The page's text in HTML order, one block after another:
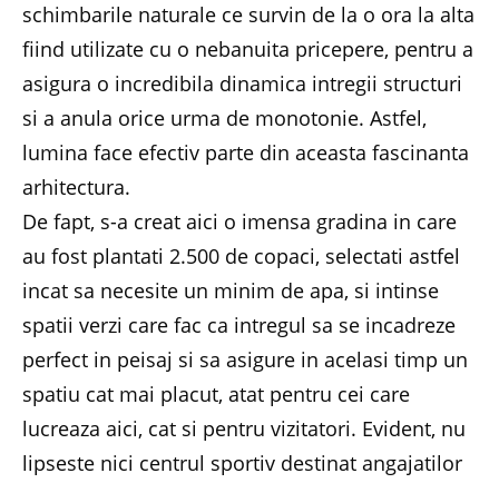
schimbarile naturale ce survin de la o ora la alta
fiind utilizate cu o nebanuita pricepere, pentru a
asigura o incredibila dinamica intregii structuri
si a anula orice urma de monotonie. Astfel,
lumina face efectiv parte din aceasta fascinanta
arhitectura.
De fapt, s-a creat aici o imensa gradina in care
au fost plantati 2.500 de copaci, selectati astfel
incat sa necesite un minim de apa, si intinse
spatii verzi care fac ca intregul sa se incadreze
perfect in peisaj si sa asigure in acelasi timp un
spatiu cat mai placut, atat pentru cei care
lucreaza aici, cat si pentru vizitatori. Evident, nu
lipseste nici centrul sportiv destinat angajatilor